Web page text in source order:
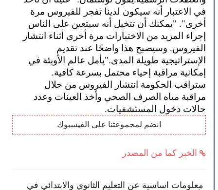
حالات دخول المستشفيات.
انضم لمجموعتنا على الفيسبوك
الخبر كما من المصدر
معلومات اساسية عن التعليم الثانوي والابتدائي في